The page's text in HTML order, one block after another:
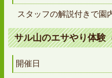
スタッフの解説付きで園
サル山のエサやり体験
開催日